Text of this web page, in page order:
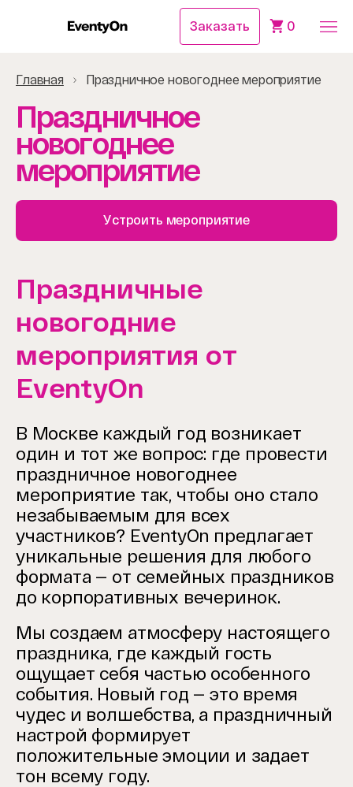
Заказать 0
Главная Праздничное новогоднее мероприятие
Праздничное
новогоднее
мероприятие
Устроить мероприятие
Праздничные
новогодние
мероприятия от
EventyOn
В Москве каждый год возникает
один и тот же вопрос: где провести
праздничное новогоднее
мероприятие так, чтобы оно стало
незабываемым для всех
участников? EventyOn предлагает
уникальные решения для любого
формата — от семейных праздников
до корпоративных вечеринок.
Мы создаем атмосферу настоящего
праздника, где каждый гость
ощущает себя частью особенного
события. Новый год — это время
чудес и волшебства, а праздничный
настрой формирует
положительные эмоции и задает
тон всему году.